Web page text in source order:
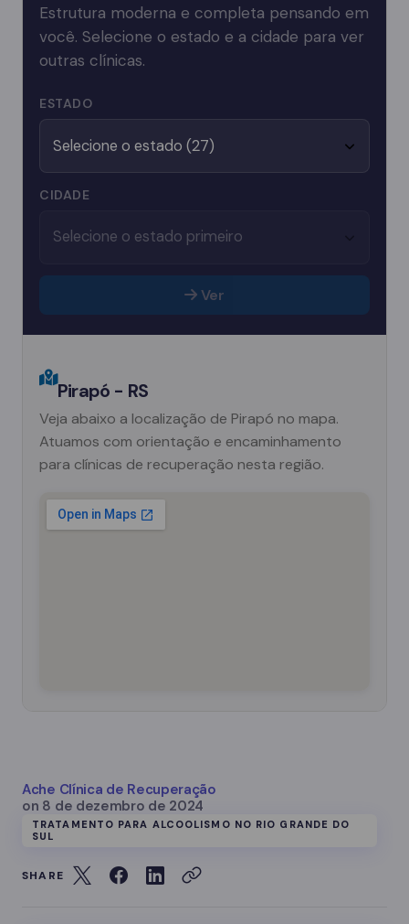
Estrutura moderna e completa pensando em
você. Selecione o estado e a cidade para ver
outras clínicas.
ESTADO
CIDADE
Ver
Pirapó - RS
Veja abaixo a localização de Pirapó no mapa.
Atuamos com orientação e encaminhamento
para clínicas de recuperação nesta região.
Ache Clínica de Recuperação
on 8 de dezembro de 2024
TRATAMENTO PARA ALCOOLISMO NO RIO GRANDE DO
SUL
SHARE